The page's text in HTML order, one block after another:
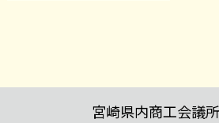
宮崎県内商工会議